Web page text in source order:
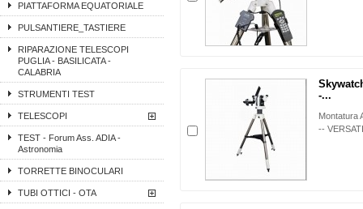
PIATTAFORMA EQUATORIALE
PULSANTIERE_TASTIERE
RIPARAZIONE TELESCOPI
PUGLIA - BASILICATA -
CALABRIA
STRUMENTI TEST
TELESCOPI
TEST - Forum Ass. ADIA -
Astronomia
TORRETTE BINOCULARI
TUBI OTTICI - OTA
-...
Montatura
--